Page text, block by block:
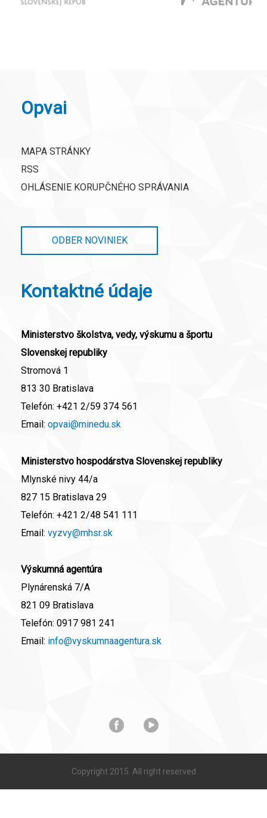
Opvai
MAPA STRÁNKY
RSS
OHLÁSENIE KORUPČNÉHO SPRÁVANIA
ODBER NOVINIEK
Kontaktné údaje
Ministerstvo školstva, vedy, výskumu a športu
Slovenskej republiky
Stromová 1
813 30 Bratislava
Telefón: +421 2/59 374 561
Email: opvai@minedu.sk
Ministerstvo hospodárstva Slovenskej republiky
Mlynské nivy 44/a
827 15 Bratislava 29
Telefón: +421 2/48 541 111
Email: vyzvy@mhsr.sk
Výskumná agentúra
Plynárenská 7/A
821 09 Bratislava
Telefón: 0917 981 241
Email: info@vyskumnaagentura.sk
Copyright 2015. All right reserved